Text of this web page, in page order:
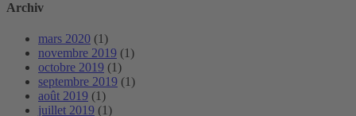
Archiv
mars 2020 (1)
novembre 2019 (1)
octobre 2019 (1)
septembre 2019 (1)
août 2019 (1)
juillet 2019 (1)